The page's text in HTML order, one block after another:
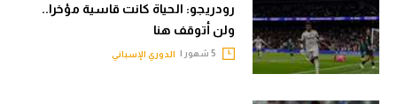
Gamers
ميركاتو
رودريجو: الحياة كانت قاسية مؤخرا..
ولن أتوقف هنا
الدوري الإسباني